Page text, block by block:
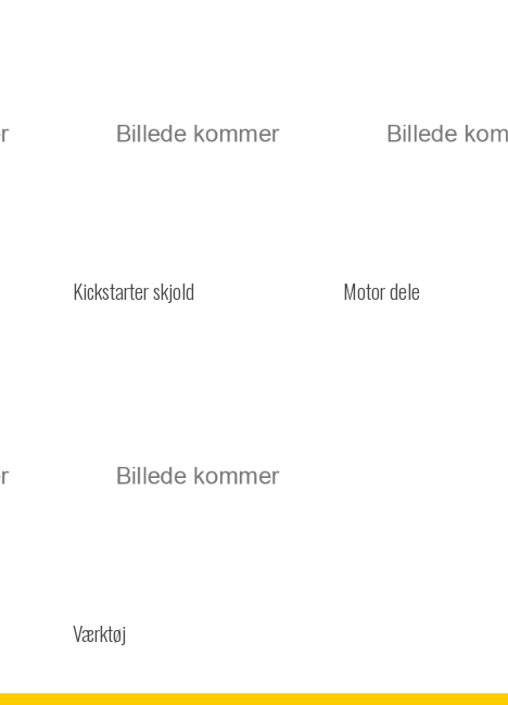
Kickstarter skjold Motor dele
Værktøj